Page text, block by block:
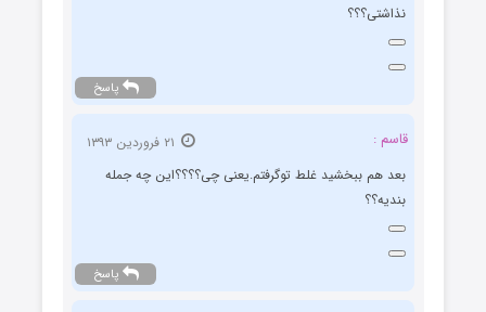
نذاشتی؟؟؟
پاسخ
قاسم :
بعد هم ببخشید غلط توگرفتم.یعنی چی؟؟؟؟این چه جمله
بندیه؟؟
پاسخ